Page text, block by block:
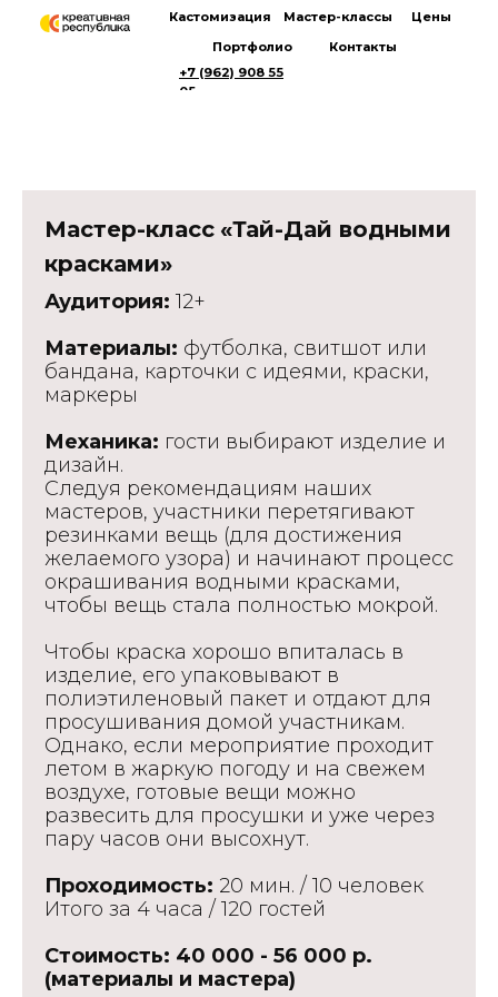
Кастомизация Цены
Мастер-класс «Тай-Дай водными
красками»
Аудитория: 12+
Материалы: футболка, свитшот или
бандана, карточки с идеями, краски,
маркеры
Механика: гости выбирают изделие и
дизайн.
Следуя рекомендациям наших
мастеров, участники перетягивают
резинками вещь (для достижения
желаемого узора) и начинают процесс
окрашивания водными красками,
чтобы вещь стала полностью мокрой.
Чтобы краска хорошо впиталась в
изделие, его упаковывают в
полиэтиленовый пакет и отдают для
просушивания домой участникам.
Однако, если мероприятие проходит
летом в жаркую погоду и на свежем
воздухе, готовые вещи можно
развесить для просушки и уже через
пару часов они высохнут.
Проходимость: 20 мин. / 10 человек
Итого за 4 часа / 120 гостей
Стоимость: 40 000 - 56 000 р.
(материалы и мастера)